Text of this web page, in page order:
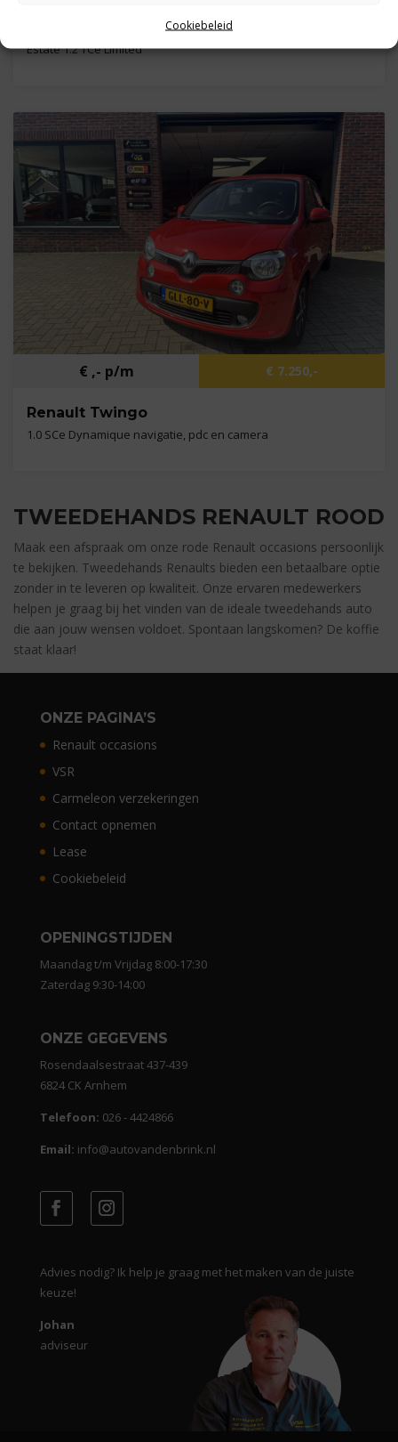
Cookiebeleid
Renault Mégane Estate
Estate 1.2 TCe Limited
Bouwjaar
2018
Brandstof
€ 7.250,-
€ ,- p/m
Renault Twingo
1.0 SCe Dynamique navigatie, pdc en camera
Bouwjaar
2015
TWEEDEHANDS RENAULT ROOD
Maak een afspraak om onze rode Renault occasions persoonlijk
te bekijken. Tweedehands Renaults bieden een betaalbare optie
zonder in te leveren op kwaliteit. Onze ervaren medewerkers
helpen je graag bij het vinden van de ideale tweedehands auto
die aan jouw wensen voldoet. Spontaan langskomen? De koffie
staat klaar!
ONZE PAGINA’S
Renault occasions
VSR
Carmeleon verzekeringen
Contact opnemen
Lease
Cookiebeleid
OPENINGSTIJDEN
Maandag t/m Vrijdag 8:00-17:30
Zaterdag 9:30-14:00
ONZE GEGEVENS
Rosendaalsestraat 437-439
6824 CK Arnhem
Telefoon: 026 - 4424866
Email: info@autovandenbrink.nl
Advies nodig? Ik help je graag met het maken van de juiste
keuze!
Johan
adviseur